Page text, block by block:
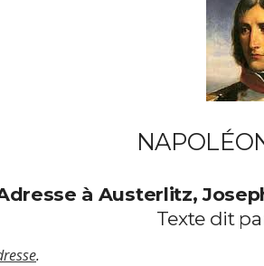
à Austerlitz,
Texte dit
.